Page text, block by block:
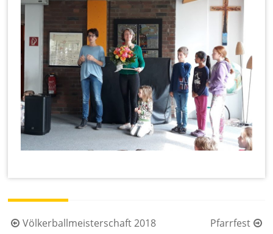
Beitragsnavigation
Völkerballmeisterschaft 2018 Pfarrfest